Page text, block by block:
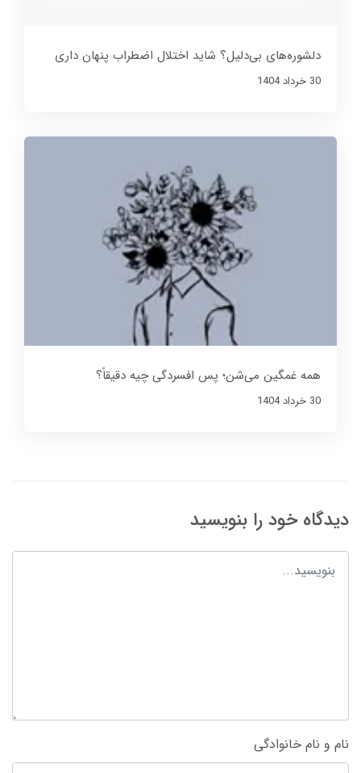
دلشوره‌های بی‌دلیل؟ شاید اختلال اضطراب پنهان داری
30 خرداد 1404
همه غمگین می‌شن؛ پس افسردگی چیه دقیقاً؟
30 خرداد 1404
دیدگاه خود را بنویسید
نام و نام خانوادگی